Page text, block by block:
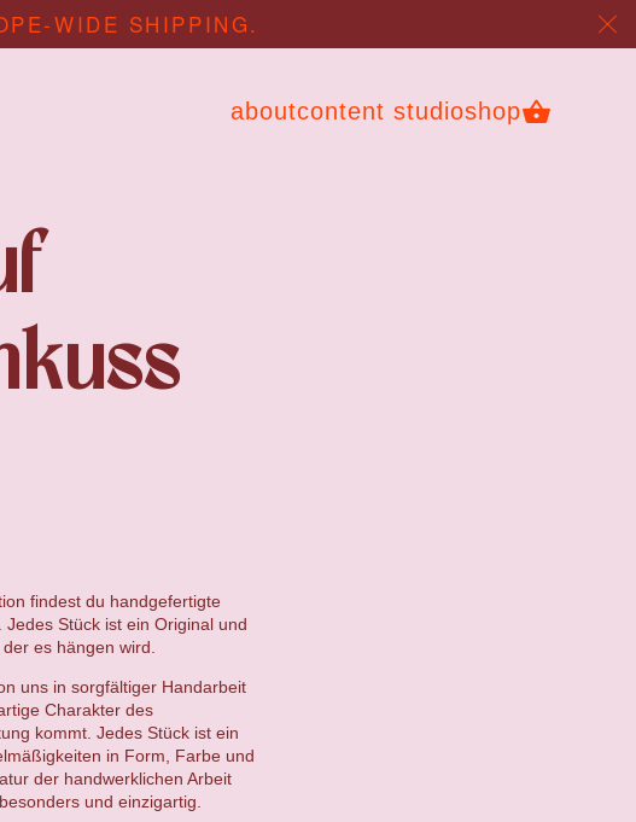
WIDE SHIPPING.
aboutcontent studioshop
findest du handgefertigte
Stück ist ein Original und
es hängen wird.
uns in sorgfältiger Handarbeit
Charakter des
kommt. Jedes Stück ist ein
in Form, Farbe und
der handwerklichen Arbeit
und einzigartig.